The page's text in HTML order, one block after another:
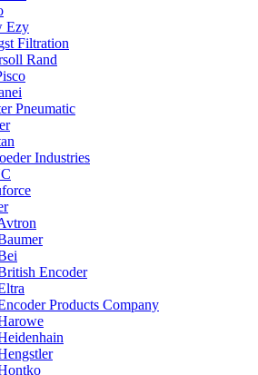
Ezy
Filtration
Rand
Pneumatic
Industries
Encoder
Products Company